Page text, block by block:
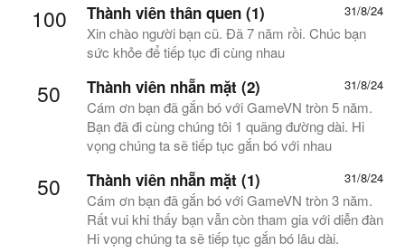
100 31/8/24
Thành viên thân quen (1)
Xin chào người bạn cũ. Đã 7 năm rồi. Chúc bạn
sức khỏe để tiếp tục đi cùng nhau
50 31/8/24
Thành viên nhẵn mặt (2)
Cám ơn bạn đã gắn bó với GameVN tròn 5 năm.
Bạn đã đi cùng chúng tôi 1 quãng đường dài. Hi
vọng chúng ta sẽ tiếp tục gắn bó với nhau
50 31/8/24
Thành viên nhẵn mặt (1)
Cám ơn bạn đã gắn bó với GameVN tròn 3 năm.
Rất vui khi thấy bạn vẫn còn tham gia với diễn đàn
Hi vọng chúng ta sẽ tiếp tục gắn bó lâu dài.